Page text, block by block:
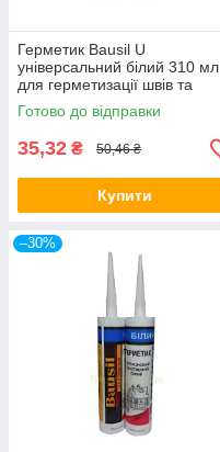
Герметик Bausil U
універсальний білий 310 мл
для герметизації швів та
стиків
Готово до відправки
35,32 ₴ 50,46 ₴
Купити
–30%